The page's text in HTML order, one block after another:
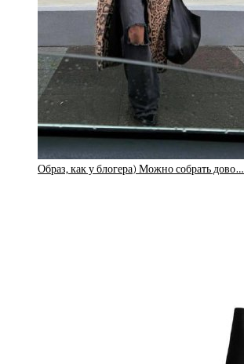
Образ, как у блогера) Можно собрать дово…